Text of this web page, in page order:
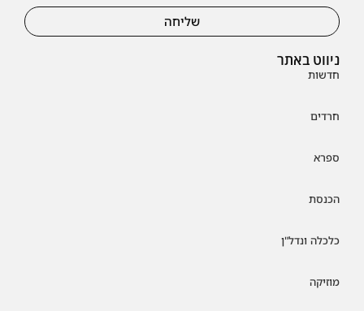
ניווט באתר
חדשות
חרדים
ספרא
הכנסת
כלכלה ונדל"ן
מוזיקה
שליחה